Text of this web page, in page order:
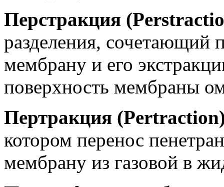
Перстракция
разделения, сочетающий
мембрану и его
поверхность мембраны
Пертракция
котором перенос
мембрану из газовой в